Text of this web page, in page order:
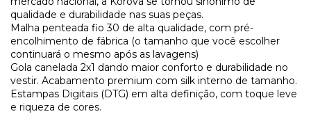
qualidade e durabilidade nas suas peças.
Malha penteada fio 30 de alta qualidade, com pré-
encolhimento de fábrica (o tamanho que você escolher
continuará o mesmo após as lavagens)
Gola canelada 2x1 dando maior conforto e durabilidade no
vestir. Acabamento premium com silk interno de tamanho.
Estampas Digitais (DTG) em alta definição, com toque leve
e riqueza de cores.